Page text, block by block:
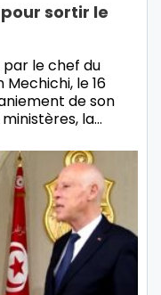
sortir le
par le chef du
le 16
de son
la…